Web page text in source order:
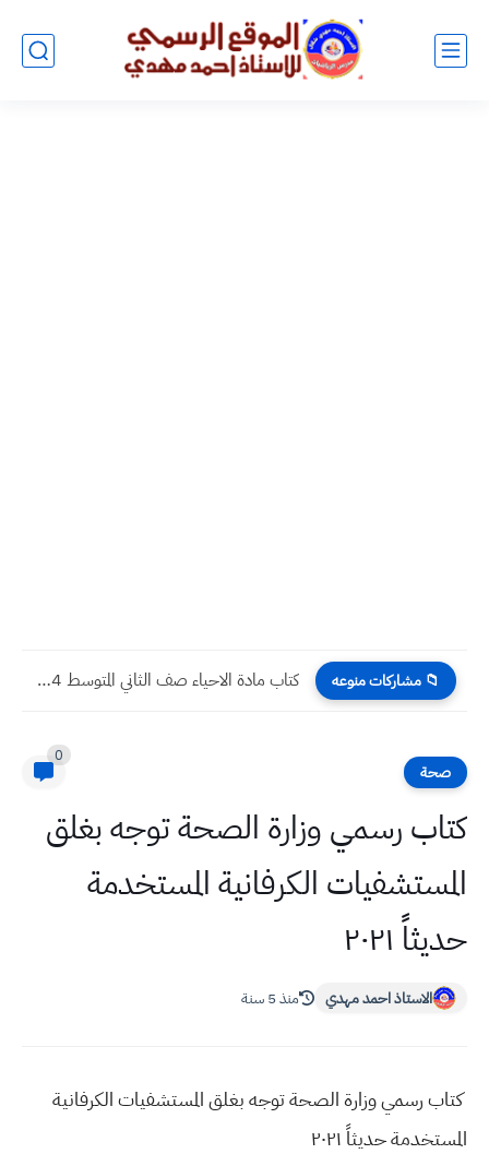
📁 مشاركات منوعه كتاب مادة الاحياء صف الثاني المتوسط 2024
صحة
0
كتاب رسمي وزارة الصحة توجه بغلق
المستشفيات الكرفانية المستخدمة
حديثاً ٢٠٢١
الاستاذ احمد مهدي منذ 5 سنة
كتاب رسمي وزارة الصحة توجه بغلق المستشفيات الكرفانية
المستخدمة حديثاً ٢٠٢١